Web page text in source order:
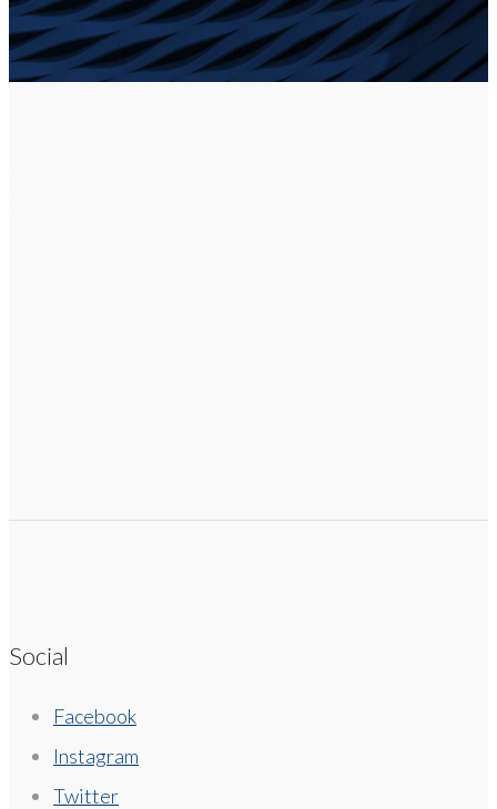
Social
Facebook
Instagram
Twitter